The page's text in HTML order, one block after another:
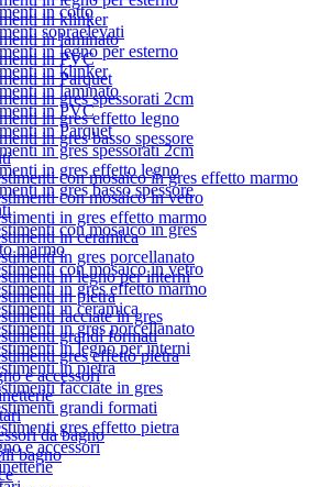
in cotto
sopraelevati
in legno per esterno
in klinker
in laminato
in PVC
in Parquet
in gres spessorati 2cm
in gres effetto legno
in gres basso spessore
con mosaico in gres
marmo
con mosaico in vetro
in gres effetto marmo
in ceramica
in gres porcellanato
in legno per interni
in pietra
facciate in gres
grandi formati
gres effetto pietra
e accessori
in klinker
in laminato
in PVC
in Parquet
in gres spessorati 2cm
in gres effetto legno
in gres basso spessore
con mosaico in gres effetto marmo
con mosaico in vetro
in gres effetto marmo
in ceramica
in gres porcellanato
in legno per interni
in pietra
facciate in gres
grandi formati
gres effetto pietra
e accessori
da bagno
bagno